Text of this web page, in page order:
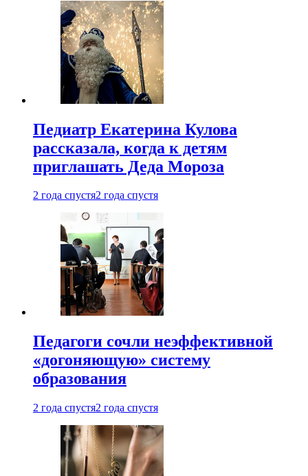
Педиатр Екатерина Кулова
рассказала, когда к детям
приглашать Деда Мороза
2 года спустя2 года спустя
Педагоги сочли неэффективной
«догоняющую» систему
образования
2 года спустя2 года спустя